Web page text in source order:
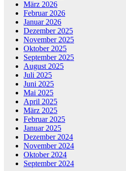
März 2026
Februar 2026
Januar 2026
Dezember 2025
November 2025
Oktober 2025
September 2025
August 2025
Juli 2025
Juni 2025
Mai 2025
April 2025
März 2025
Februar 2025
Januar 2025
Dezember 2024
November 2024
Oktober 2024
September 2024